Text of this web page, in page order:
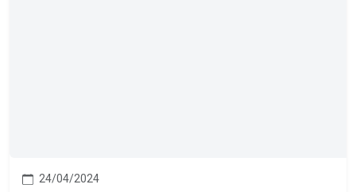
24/04/2024